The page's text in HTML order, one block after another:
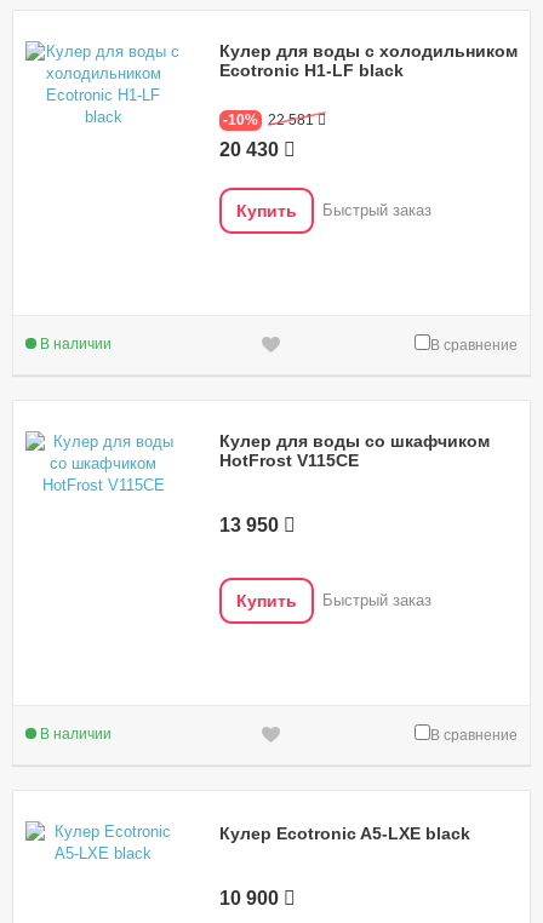
Кулер для воды с холодильником
Ecotronic H1-LF black
Купить
-10% 22 581
20 430
Быстрый заказ
В сравнение
В наличии
Кулер для воды со шкафчиком
HotFrost V115CE
Купить
13 950
Быстрый заказ
В сравнение
В наличии
Кулер Ecotronic A5-LXE black
10 900